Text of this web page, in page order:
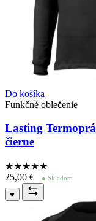
Do košíka
Funkčné oblečenie
Lasting
čierne
★★★★★
25,00 € ● Skladom
♥